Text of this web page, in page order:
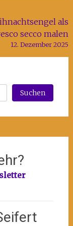
als
secco malen
12. Dezember 2025
Suchen